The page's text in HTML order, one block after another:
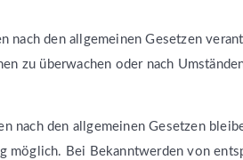
den allgemeinen Gesetzen
zu überwachen oder nach
nach den allgemeinen Gesetzen
Bei Bekanntwerden von